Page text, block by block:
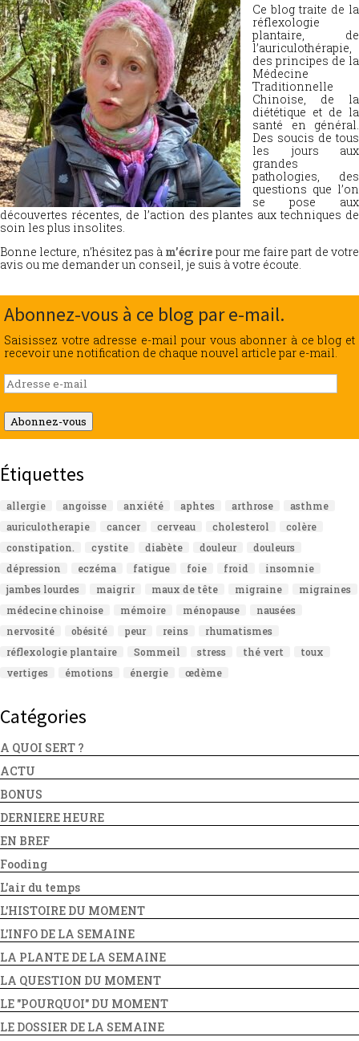
Ce blog traite de la
réflexologie
plantaire, de
l’auriculothérapie,
des principes de la
Médecine
Traditionnelle
Chinoise, de la
diététique et de la
santé en général.
Des soucis de tous
les jours aux
grandes
pathologies, des
questions que l’on
se pose aux
découvertes récentes, de l’action des plantes aux techniques de
soin les plus insolites.
Bonne lecture, n’hésitez pas à m’écrire pour me faire part de votre
avis ou me demander un conseil, je suis à votre écoute.
Abonnez-vous à ce blog par e-mail.
Saisissez votre adresse e-mail pour vous abonner à ce blog et
recevoir une notification de chaque nouvel article par e-mail.
Adresse
e-
mail
Abonnez-vous
Étiquettes
allergie angoisse anxiété aphtes arthrose
asthme
auriculotherapie
cancer cerveau cholesterol
colère
constipation.
cystite diabète douleur
douleurs
dépression
eczéma fatigue foie froid
insomnie
jambes lourdes
maigrir maux de tête migraine
migraines
médecine chinoise
mémoire ménopause
nausées
nervosité
obésité peur reins
rhumatismes
réflexologie plantaire
Sommeil stress thé vert
toux
vertiges
émotions énergie œdème
Catégories
A QUOI SERT ?
ACTU
BONUS
DERNIERE HEURE
EN BREF
Fooding
L'air du temps
L'HISTOIRE DU MOMENT
L'INFO DE LA SEMAINE
LA PLANTE DE LA SEMAINE
LA QUESTION DU MOMENT
LE "POURQUOI" DU MOMENT
LE DOSSIER DE LA SEMAINE